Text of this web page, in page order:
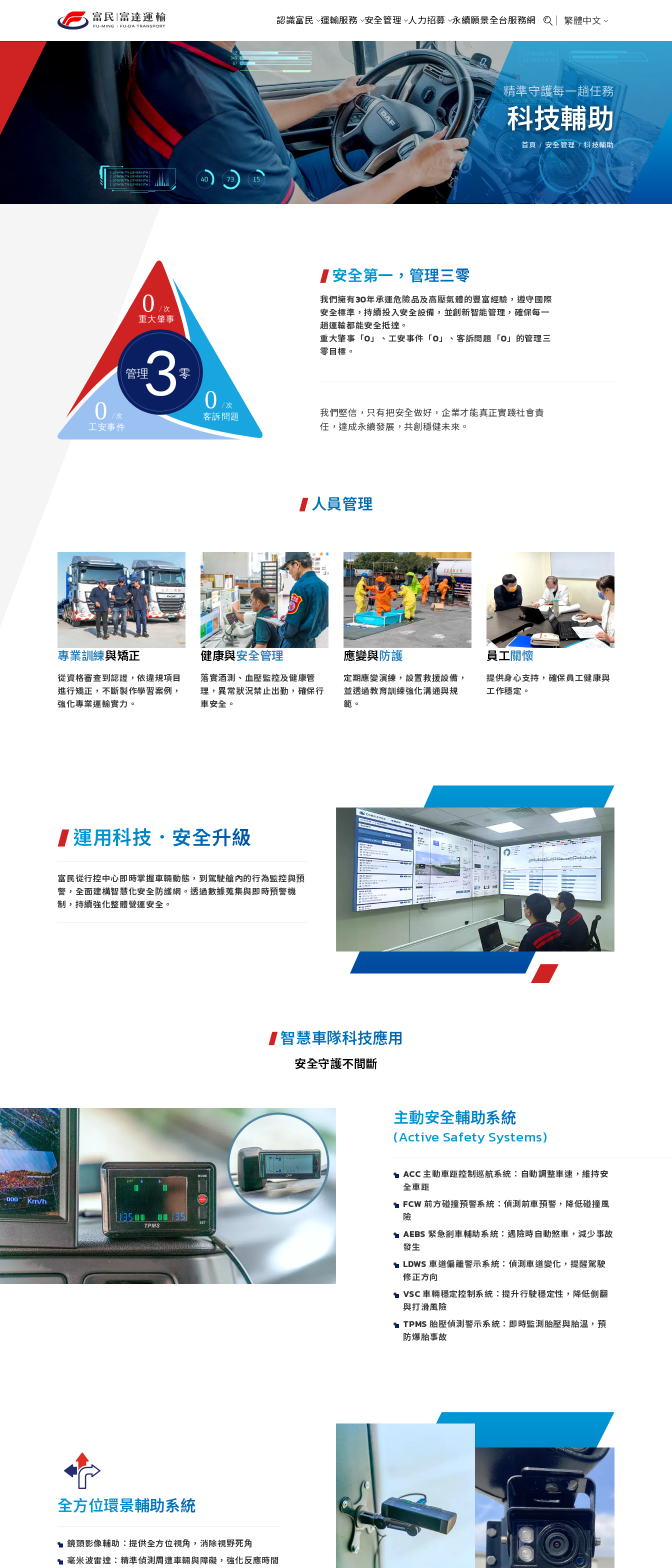
認識富民 運輸服務 安全管理 人力招募 永續願景全台服務網 繁體中文
精準守護每一趟任務
科技輔助
首頁/ 安全管理/科技輔助
安全第一，管理三零
我們擁有30年承運危險品及高壓氣體的豐富經驗，遵守國際
安全標準，持續投入安全設備，並創新智能管理，確保每一
趟運輸都能安全抵達。
重大肇事「0」、工安事件「0」、客訴問題「0」的管理三
零目標。
我們堅信，只有把安全做好，企業才能真正實踐社會責
任，達成永續發展，共創穩健未來。
人員管理
專業訓練與矯正
從資格審查到認證，依違規項目
進行矯正，不斷製作學習案例，
強化專業運輸實力。
健康與安全管理
落實酒測、血壓監控及健康管
理，異常狀況禁止出勤，確保行
車安全。
應變與防護
定期應變演練，設置救援設備，
並透過教育訓綀強化溝通與規
範。
員工關懷
提供身心支持，確保員工健康與
工作穩定。
運用科技．安全升級
富民從行控中心即時掌握車輛動態，到駕駛艙內的行為監控與預
警，全面建構智慧化安全防護網。透過數據蒐集與即時預警機
制，持續強化整體營運安全。
智慧車隊科技應用
安全守護不間斷
主動安全輔助系統
(Active Safety Systems)
ACC 主動車距控制巡航系統：自動調整車速，維持安
全車距
FCW 前方碰撞預警系統：偵測前車預警，降低碰撞風
險
AEBS 緊急剎車輔助系統：遇險時自動煞車，減少事故
發生
LDWS 車道偏離警示系統：偵測車道變化，提醒駕駛
修正方向
VSC 車輛穩定控制系統：提升行駛穩定性，降低側翻
與打滑風險
TPMS 胎壓偵測警示系統：即時監測胎壓與胎溫，預
防爆胎事故
全方位環景輔助系統
鏡頭影像輔助：提供全方位視角，消除視野死角
毫米波雷達：精準偵測周遭車輛與障礙，強化反應時間